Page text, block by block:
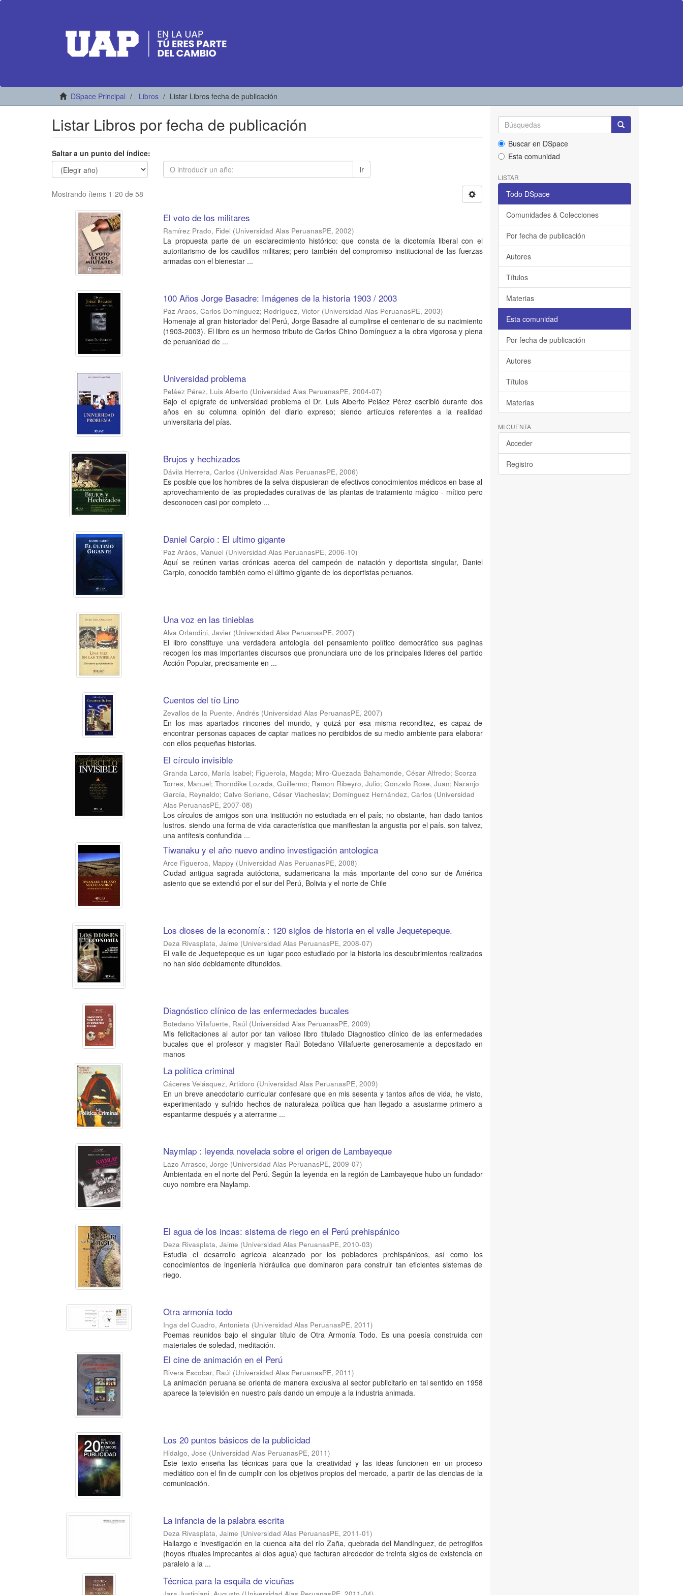
DSpace Principal Libros Listar Libros fecha de publicación
Listar Libros por fecha de publicación
Saltar a un punto del índice:
Ir
Mostrando ítems 1-20 de 58
El voto de los militares
Ramírez Prado, Fidel (Universidad Alas PeruanasPE,2002)
La propuesta parte de un esclarecimiento histórico: que consta de la dicotomía liberal con el
autoritarismo de los caudillos militares; pero también del compromiso institucional de las fuerzas
armadas con el bienestar ...
100 Años Jorge Basadre: Imágenes de la historia 1903 / 2003
Paz Araos, Carlos Domínguez; Rodríguez, Victor (Universidad Alas PeruanasPE,2003)
Homenaje al gran historiador del Perú, Jorge Basadre al cumplirse el centenario de su nacimiento
(1903-2003). El libro es un hermoso tributo de Carlos Chino Domínguez a la obra vigorosa y plena
de peruanidad de ...
Universidad problema
Peláez Pérez, Luis Alberto (Universidad Alas PeruanasPE,2004-07)
Bajo el epígrafe de universidad problema el Dr. Luis Alberto Peláez Pérez escribió durante dos
años en su columna opinión del diario expreso; siendo artículos referentes a la realidad
universitaria del pías.
Brujos y hechizados
Dávila Herrera, Carlos (Universidad Alas PeruanasPE,2006)
Es posible que los hombres de la selva dispusieran de efectivos conocimientos médicos en base al
aprovechamiento de las propiedades curativas de las plantas de tratamiento mágico - mítico pero
desconocen casi por completo ...
Daniel Carpio : El ultimo gigante
Paz Aráos, Manuel (Universidad Alas PeruanasPE,2006-10)
Aquí se reúnen varias crónicas acerca del campeón de natación y deportista singular, Daniel
Carpio, conocido también como el último gigante de los deportistas peruanos.
Una voz en las tinieblas
Alva Orlandini, Javier (Universidad Alas PeruanasPE,2007)
El libro constituye una verdadera antología del pensamiento político democrático sus paginas
recogen los mas importantes discursos que pronunciara uno de los principales lideres del partido
Acción Popular, precisamente en ...
Cuentos del tío Lino
Zevallos de la Puente, Andrés (Universidad Alas PeruanasPE,2007)
En los mas apartados rincones del mundo, y quizá por esa misma reconditez, es capaz de
encontrar personas capaces de captar matices no percibidos de su medio ambiente para elaborar
con ellos pequeñas historias.
El círculo invisible
Granda Larco, María Isabel; Figuerola, Magda; Miro-Quezada Bahamonde, César Alfredo;Scorza
Torres, Manuel;Thorndike Lozada, Guillermo; Ramon Ribeyro, Julio;Gonzalo Rose, Juan; Naranjo
García, Reynaldo;Calvo Soriano, César Viacheslav; Domínguez Hernández, Carlos (Universidad
Alas PeruanasPE,2007-08)
Los círculos de amigos son una institución no estudiada en el país; no obstante, han dado tantos
lustros. siendo una forma de vida característica que manifiestan la angustia por el país. son talvez,
una antítesis confundida ...
Tiwanaku y el año nuevo andino investigación antologica
Arce Figueroa, Mappy (Universidad Alas PeruanasPE,2008)
Ciudad antigua sagrada autóctona, sudamericana la más importante del cono sur de América
asiento que se extendió por el sur del Perú, Bolivia y el norte de Chile
Los dioses de la economía : 120 siglos de historia en el valle Jequetepeque.
Deza Rivasplata, Jaime (Universidad Alas PeruanasPE,2008-07)
El valle de Jequetepeque es un lugar poco estudiado por la historia los descubrimientos realizados
no han sido debidamente difundidos.
Diagnóstico clínico de las enfermedades bucales
Botedano Villafuerte, Raúl (Universidad Alas PeruanasPE,2009)
Mis felicitaciones al autor por tan valioso libro titulado Diagnostico clínico de las enfermedades
bucales que el profesor y magister Raúl Botedano Villafuerte generosamente a depositado en
manos
La política criminal
Cáceres Velásquez, Artidoro (Universidad Alas PeruanasPE,2009)
En un breve anecdotario curricular confesare que en mis sesenta y tantos años de vida, he visto,
experimentado y sufrido hechos de naturaleza política que han llegado a asustarme primero a
espantarme después y a aterrarme ...
Naymlap : leyenda novelada sobre el origen de Lambayeque
Lazo Arrasco, Jorge (Universidad Alas PeruanasPE,2009-07)
Ambientada en el norte del Perú. Según la leyenda en la región de Lambayeque hubo un fundador
cuyo nombre era Naylamp.
El agua de los incas: sistema de riego en el Perú prehispánico
Deza Rivasplata, Jaime (Universidad Alas PeruanasPE,2010-03)
Estudia el desarrollo agrícola alcanzado por los pobladores prehispánicos, así como los
conocimientos de ingeniería hidráulica que dominaron para construir tan eficientes sistemas de
riego.
Otra armonía todo
Inga del Cuadro, Antonieta (Universidad Alas PeruanasPE,2011)
Poemas reunidos bajo el singular título de Otra Armonía Todo. Es una poesía construida con
materiales de soledad, meditación.
El cine de animación en el Perú
Rivera Escobar, Raúl (Universidad Alas PeruanasPE,2011)
La animación peruana se orienta de manera exclusiva al sector publicitario en tal sentido en 1958
aparece la televisión en nuestro país dando un empuje a la industria animada.
Los 20 puntos básicos de la publicidad
Hidalgo, Jose (Universidad Alas PeruanasPE,2011)
Este texto enseña las técnicas para que la creatividad y las ideas funcionen en un proceso
mediático con el fin de cumplir con los objetivos propios del mercado, a partir de las ciencias de la
comunicación.
La infancia de la palabra escrita
Deza Rivasplata, Jaime (Universidad Alas PeruanasPE,2011-01)
Hallazgo e investigación en la cuenca alta del río Zaña, quebrada del Mandínguez, de petroglifos
(hoyos rituales imprecantes al dios agua) que facturan alrededor de treinta siglos de existencia en
paralelo a la ...
Técnica para la esquila de vicuñas
Buscar en DSpace
Esta comunidad
LISTAR
Todo DSpace
Comunidades & Colecciones
Por fecha de publicación
Autores
Títulos
Materias
Esta comunidad
Por fecha de publicación
Autores
Títulos
Materias
MI CUENTA
Acceder
Registro